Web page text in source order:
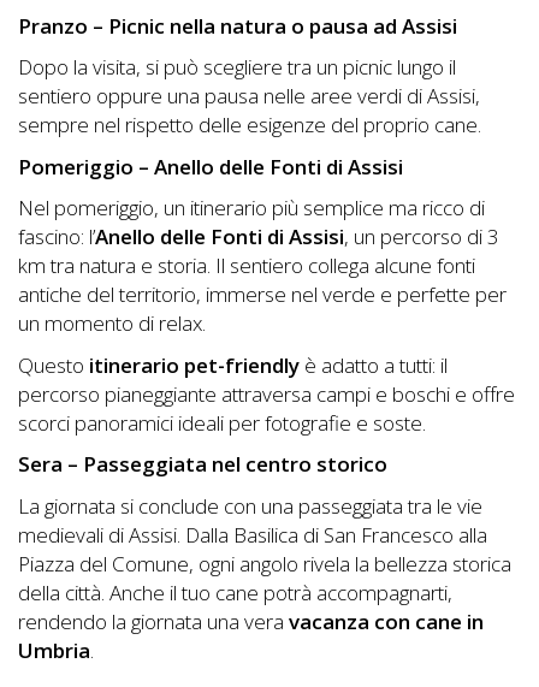
Pranzo – Picnic nella natura o pausa ad Assisi
Dopo la visita, si può scegliere tra un picnic lungo il
sentiero oppure una pausa nelle aree verdi di Assisi,
sempre nel rispetto delle esigenze del proprio cane.
Pomeriggio – Anello delle Fonti di Assisi
Nel pomeriggio, un itinerario più semplice ma ricco di
fascino: l’Anello delle Fonti di Assisi, un percorso di 3
km tra natura e storia. Il sentiero collega alcune fonti
antiche del territorio, immerse nel verde e perfette per
un momento di relax.
Questo itinerario pet-friendly è adatto a tutti: il
percorso pianeggiante attraversa campi e boschi e offre
scorci panoramici ideali per fotografie e soste.
Sera – Passeggiata nel centro storico
La giornata si conclude con una passeggiata tra le vie
medievali di Assisi. Dalla Basilica di San Francesco alla
Piazza del Comune, ogni angolo rivela la bellezza storica
della città. Anche il tuo cane potrà accompagnarti,
rendendo la giornata una vera vacanza con cane in
Umbria.